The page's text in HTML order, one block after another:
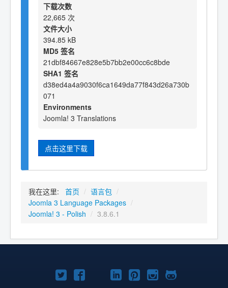
下载次数
22,665 次
文件大小
394.85 kB
MD5 签名
21dbf84667e828e5b7bb2e00cc6c8bde
SHA1 签名
d38ed4a4a9030f6ca1649da77f843d26a730b
071
Environments
Joomla! 3 Translations
点击这里下载
我在这里: 首页 / 语言包 /
Joomla 3 Language Packages /
Joomla! 3 - Polish / 3.8.6.1
TwitterFacebookYouTube
LinkedIn
Pinterest
Instagram
GitHub